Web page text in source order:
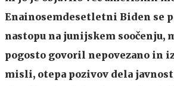
Enainosemdesetletni Biden se
nastopu na junijskem soočenju,
pogosto govoril nepovezano in
misli, otepa pozivov dela